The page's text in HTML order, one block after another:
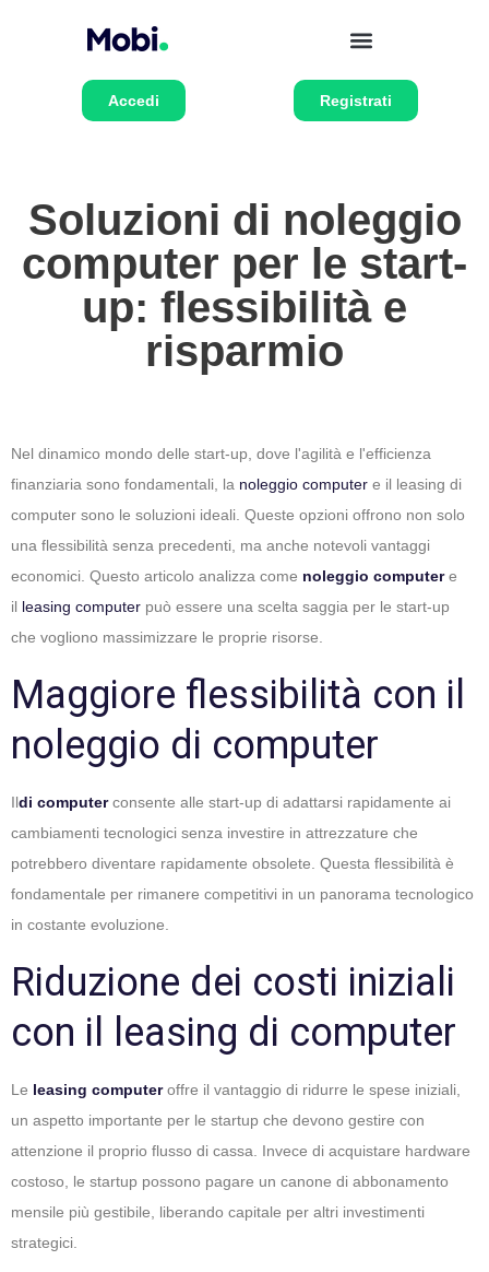
Accedi Registrati
Soluzioni di noleggio
computer per le start-
up: flessibilità e
risparmio
Nel dinamico mondo delle start-up, dove l'agilità e l'efficienza
finanziaria sono fondamentali, la noleggio computer e il leasing di
computer sono le soluzioni ideali. Queste opzioni offrono non solo
una flessibilità senza precedenti, ma anche notevoli vantaggi
economici. Questo articolo analizza come noleggio computere
il leasing computer può essere una scelta saggia per le start-up
che vogliono massimizzare le proprie risorse.
Maggiore flessibilità con il
noleggio di computer
Ildi computerconsente alle start-up di adattarsi rapidamente ai
cambiamenti tecnologici senza investire in attrezzature che
potrebbero diventare rapidamente obsolete. Questa flessibilità è
fondamentale per rimanere competitivi in un panorama tecnologico
in costante evoluzione.
Riduzione dei costi iniziali
con il leasing di computer
Le leasing computeroffre il vantaggio di ridurre le spese iniziali,
un aspetto importante per le startup che devono gestire con
attenzione il proprio flusso di cassa. Invece di acquistare hardware
costoso, le startup possono pagare un canone di abbonamento
mensile più gestibile, liberando capitale per altri investimenti
strategici.